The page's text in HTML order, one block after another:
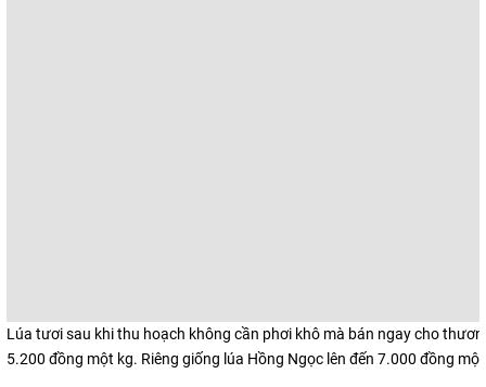
Lúa tươi sau khi thu hoạch không cần phơi khô mà bán ngay cho
5.200 đồng một kg. Riêng giống lúa Hồng Ngọc lên đến 7.000 đồng